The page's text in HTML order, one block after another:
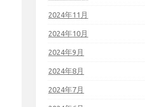
2024年11月
2024年10月
2024年9月
2024年8月
2024年7月